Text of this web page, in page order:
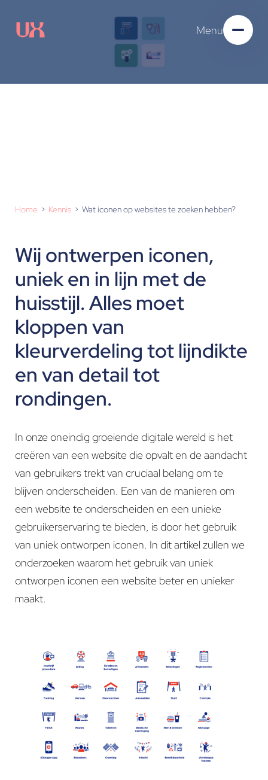
Menu
Home Kennis Wat iconen op websites te zoeken hebben?
Wij ontwerpen iconen,
uniek en in lijn met de
huisstijl. Alles moet
kloppen van
kleurverdeling tot lijndikte
en van detail tot
rondingen.
In onze oneindig groeiende digitale wereld is het
creëren van een website die opvalt en de aandacht
van gebruikers trekt van cruciaal belang om te
blijven onderscheiden. Een van de manieren om
een website te onderscheiden en een unieke
gebruikerservaring te bieden, is door het gebruik
van uniek ontworpen iconen. In dit artikel zullen we
onderzoeken waarom het gebruik van uniek
ontworpen iconen een website beter en unieker
maakt.